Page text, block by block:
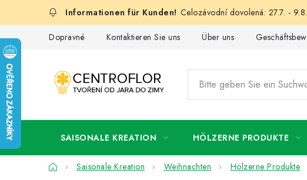
Celozávodní dovolená: 27.7. -
Dopravné Kontaktieren Sie uns Über uns
SAISONALE KREATION HÖLZERNE PRODUKTE
StartseiteSaisonale Kreation Weihnachten Hölzerne Produkte